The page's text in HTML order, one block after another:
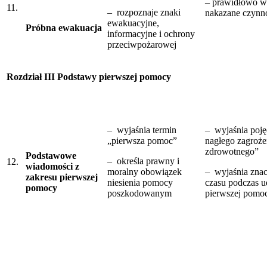
11.
Próbna ewakuacja
– rozpoznaje znaki
ewakuacyjne,
informacyjne i ochrony
przeciwpożarowej
nakazane
Rozdział III Podstawy pierwszej pomocy
12.
Podstawowe
wiadomości z
zakresu pierwszej
pomocy
– wyjaśnia termin
„pierwsza pomoc”
– określa prawny i
moralny obowiązek
niesienia pomocy
poszkodowanym
– wyjaśnia
nagłego
zdrowotnego”
– wyjaśnia
czasu podczas
pierwszej